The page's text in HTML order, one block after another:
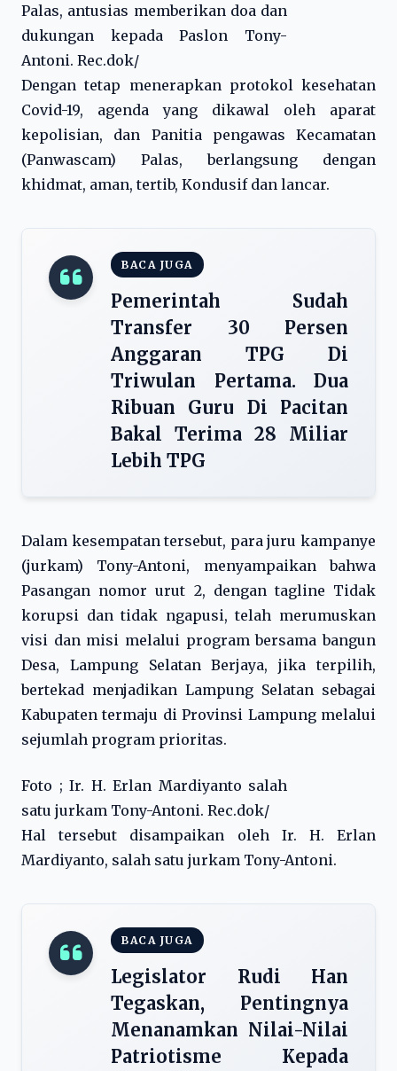
Palas, antusias memberikan doa dan
dukungan kepada Paslon Tony-
Antoni. Rec.dok/
Dengan tetap menerapkan protokol kesehatan
Covid-19, agenda yang dikawal oleh aparat
kepolisian, dan Panitia pengawas Kecamatan
(Panwascam) Palas, berlangsung dengan
khidmat, aman, tertib, Kondusif dan lancar.
BACA JUGA
Pemerintah Sudah
Transfer 30 Persen
Anggaran TPG Di
Triwulan Pertama. Dua
Ribuan Guru Di Pacitan
Bakal Terima 28 Miliar
Lebih TPG
Dalam kesempatan tersebut, para juru kampanye
(jurkam) Tony-Antoni, menyampaikan bahwa
Pasangan nomor urut 2, dengan tagline Tidak
korupsi dan tidak ngapusi, telah merumuskan
visi dan misi melalui program bersama bangun
Desa, Lampung Selatan Berjaya, jika terpilih,
bertekad menjadikan Lampung Selatan sebagai
Kabupaten termaju di Provinsi Lampung melalui
sejumlah program prioritas.
Foto ; Ir. H. Erlan Mardiyanto salah
satu jurkam Tony-Antoni. Rec.dok/
Hal tersebut disampaikan oleh Ir. H. Erlan
Mardiyanto, salah satu jurkam Tony-Antoni.
BACA JUGA
Legislator Rudi Han
Tegaskan, Pentingnya
Menanamkan Nilai-Nilai
Patriotisme Kepada